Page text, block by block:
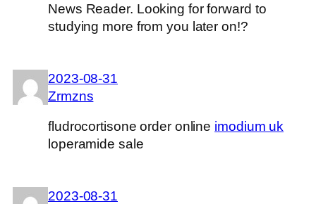
News Reader. Looking for forward to
studying more from you later on!?
2023-08-31
Zrmzns
fludrocortisone order online imodium uk
loperamide sale
2023-08-31